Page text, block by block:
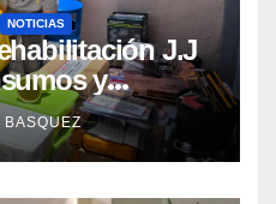
NOTICIAS
J.J
y
la atención de